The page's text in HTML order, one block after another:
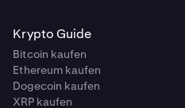
Krypto Guide
Bitcoin kaufen
Ethereum kaufen
Dogecoin kaufen
XRP kaufen